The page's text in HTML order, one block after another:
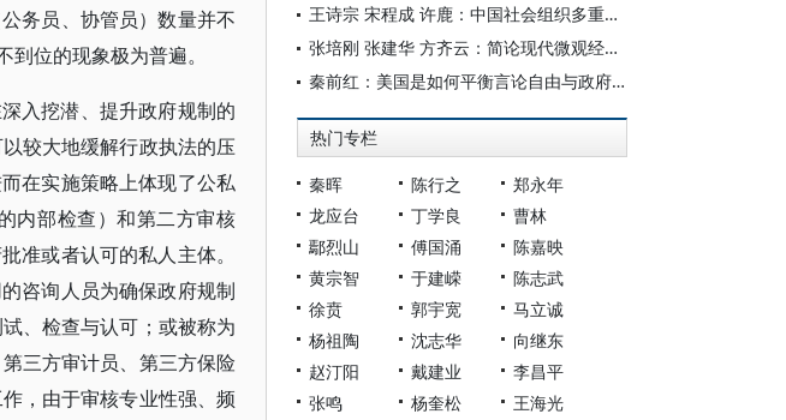
务员、协管员）数量并不
位的现象极为普遍。
入挖潜、提升政府规制的
较大地缓解行政执法的压
在实施策略上体现了公私
内部检查）和第二方审核
准或者认可的私人主体。
咨询人员为确保政府规制
、检查与认可；或被称为
三方审计员、第三方保险
，由于审核专业性强、频
王诗宗 宋程成 许鹿：中国社会组织多重特征的机制性分析
张培刚 张建华 方齐云：简论现代微观经济学的新进展
秦前红：美国是如何平衡言论自由与政府规制之间关系的
热门专栏
秦晖 陈行之
郑永年
龙应台
丁学良
曹林
鄢烈山
傅国涌
陈嘉映
黄宗智
于建嵘
陈志武
徐贲
郭宇宽
马立诚
杨祖陶
沈志华
向继东
赵汀阳
戴建业
李昌平
张鸣
杨奎松
王海光